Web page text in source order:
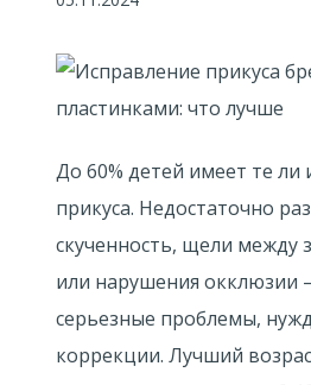
До 60% детей имеет те ли
прикуса. Недостаточно
скученность, щели между
или нарушения окклюзии
серьезные проблемы,
коррекции. Лучший